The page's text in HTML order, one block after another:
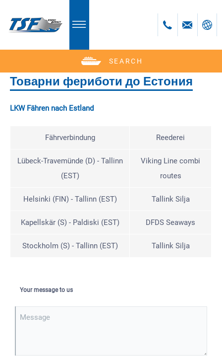
SEARCH
English
Polski
Bulgară
Товарни фериботи до Естония
LKW Fähren nach Estland
Fährverbindung Reederei
Lübeck-Travemünde (D) - Tallinn
(EST)
Viking Line combi
routes
Helsinki (FIN) - Tallinn (EST) Tallink Silja
Kapellskär (S) - Paldiski (EST) DFDS Seaways
Stockholm (S) - Tallinn (EST) Tallink Silja
Your message to us
Message